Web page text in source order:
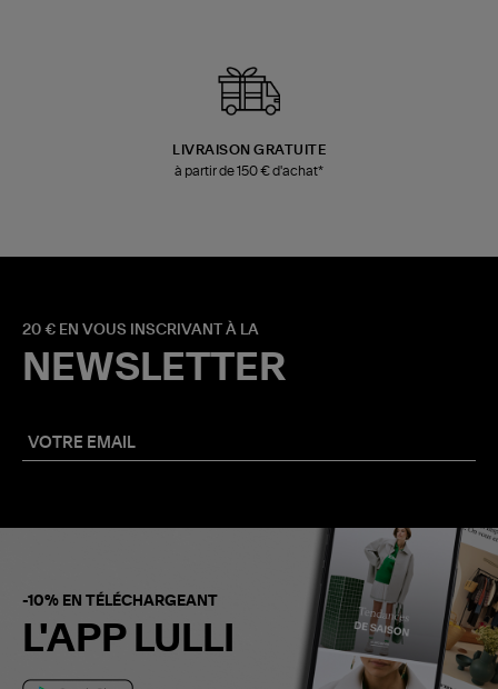
LIVRAISON GRATUITE
à partir de 150 € d'achat*
20 € EN VOUS INSCRIVANT À LA
NEWSLETTER
-10% EN TÉLÉCHARGEANT
L'APP LULLI